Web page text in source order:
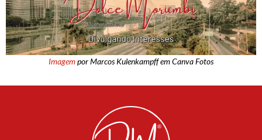
Imagempor Marcos Kulenkampff em Canva Fotos